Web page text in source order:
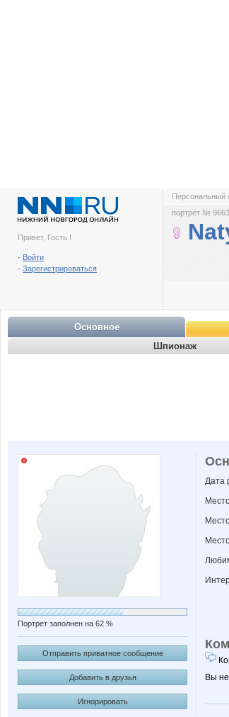
Привет, Гость !
- Войти
- Зарегистрироваться
Персональный
портрет №
Основное
Шпионаж
Портрет заполнен на 62 %
Отправить приватное сообщение
Добавить в друзья
Игнорировать
Дата
Вы